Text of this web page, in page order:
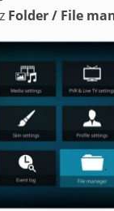
Folder / File